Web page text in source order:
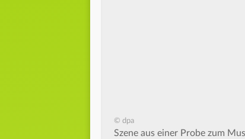
© dpa
Szene aus einer Probe zum